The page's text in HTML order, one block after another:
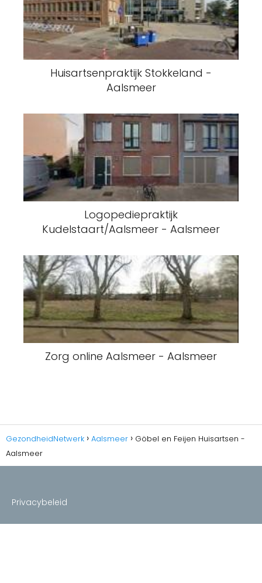
Huisartsenpraktijk Stokkeland -
Aalsmeer
Logopediepraktijk
Kudelstaart/Aalsmeer - Aalsmeer
Zorg online Aalsmeer - Aalsmeer
GezondheidNetwerk Aalsmeer
Göbel en Feijen Huisartsen -
Aalsmeer
Privacybeleid